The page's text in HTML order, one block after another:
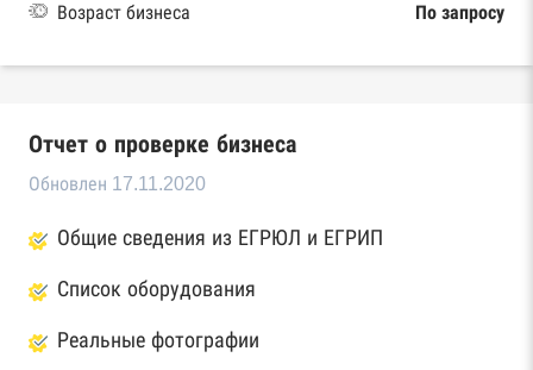
Возраст бизнеса
По запросу
Отчет о проверке бизнеса
Обновлен 17.11.2020
Общие сведения из ЕГРЮЛ и ЕГРИП
Список оборудования
Реальные фотографии